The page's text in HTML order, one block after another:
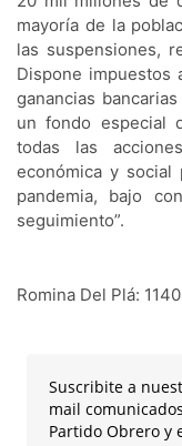
mayoría de la
las suspensiones,
Dispone impuestos
ganancias
un fondo especial
todas las
económica y social
pandemia, bajo
seguimiento”.
Romina Del Plá:
Suscribite a
mail
Partido Obrero y